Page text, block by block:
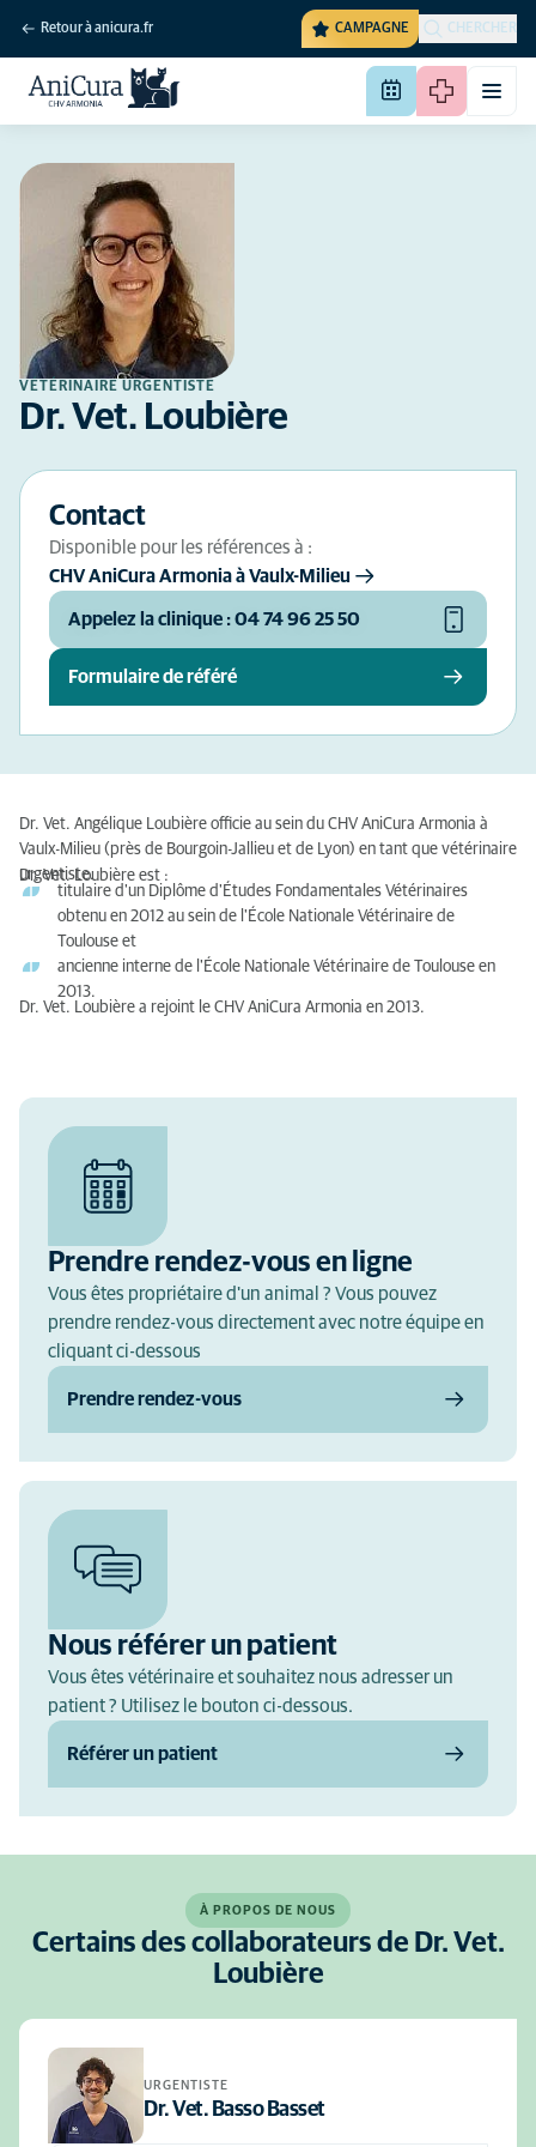
Retour à anicura.fr CAMPAGNE CHERCHER
VÉTÉRINAIRE URGENTISTE
Dr. Vet. Loubière
Contact
Disponible pour les références à :
CHV AniCura Armonia à Vaulx-Milieu
Appelez la clinique : 04 74 96 25 50
Formulaire de référé
Dr. Vet. Angélique Loubière officie au sein du CHV AniCura Armonia à
Vaulx-Milieu (près de Bourgoin-Jallieu et de Lyon) en tant que vétérinaire
urgentiste.
Dr. Vet. Loubière est :
titulaire d'un Diplôme d'Études Fondamentales Vétérinaires
obtenu en 2012 au sein de l'École Nationale Vétérinaire de
Toulouse et
ancienne interne de l'École Nationale Vétérinaire de Toulouse en
2013.
Dr. Vet. Loubière a rejoint le CHV AniCura Armonia en 2013.
Prendre rendez-vous en ligne
Vous êtes propriétaire d'un animal ? Vous pouvez
prendre rendez-vous directement avec notre équipe en
cliquant ci-dessous
Prendre rendez-vous
Nous référer un patient
Vous êtes vétérinaire et souhaitez nous adresser un
patient ? Utilisez le bouton ci-dessous.
Référer un patient
À PROPOS DE NOUS
Certains des collaborateurs de Dr. Vet.
Loubière
URGENTISTE
Dr. Vet. Basso Basset